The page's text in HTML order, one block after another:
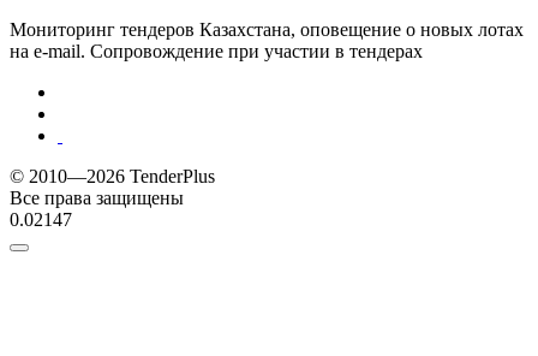
Мониторинг тендеров Казахстана, оповещение о новых лотах
на e-mail. Сопровождение при участии в тендерах
© 2010—2026 TenderPlus
Все права защищены
0.02147